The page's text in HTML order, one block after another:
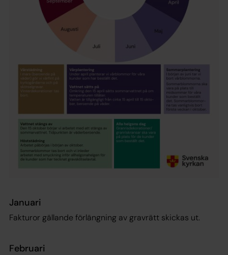
Januari
Fakturor gällande förlängning av gravrätt skickas ut.
Februari